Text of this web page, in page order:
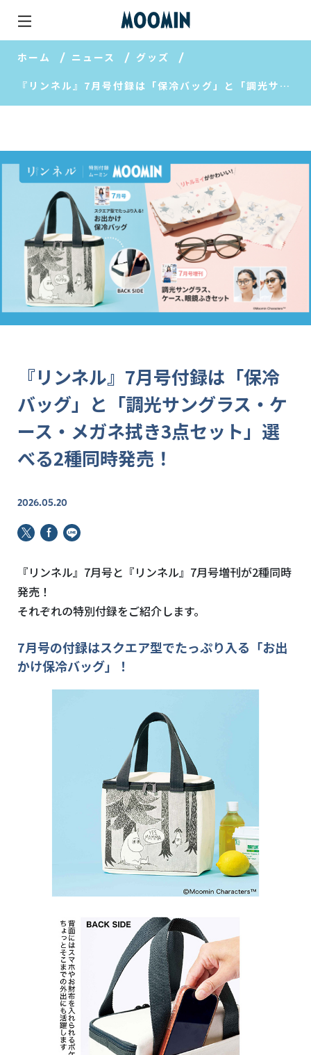
ホーム ニュース グッズ
『リンネル』7月号付録は「保冷バッグ」と「調光サングラス・ケース・メガネ拭き3点セット」選べる2種同時発売！
『リンネル』7月号付録は「保冷
バッグ」と「調光サングラス・ケ
ース・メガネ拭き3点セット」選
べる2種同時発売！
2026.05.20
『リンネル』7月号と『リンネル』7月号増刊が2種同時
発売！
それぞれの特別付録をご紹介します。
7月号の付録はスクエア型でたっぷり入る「お出
かけ保冷バッグ」！